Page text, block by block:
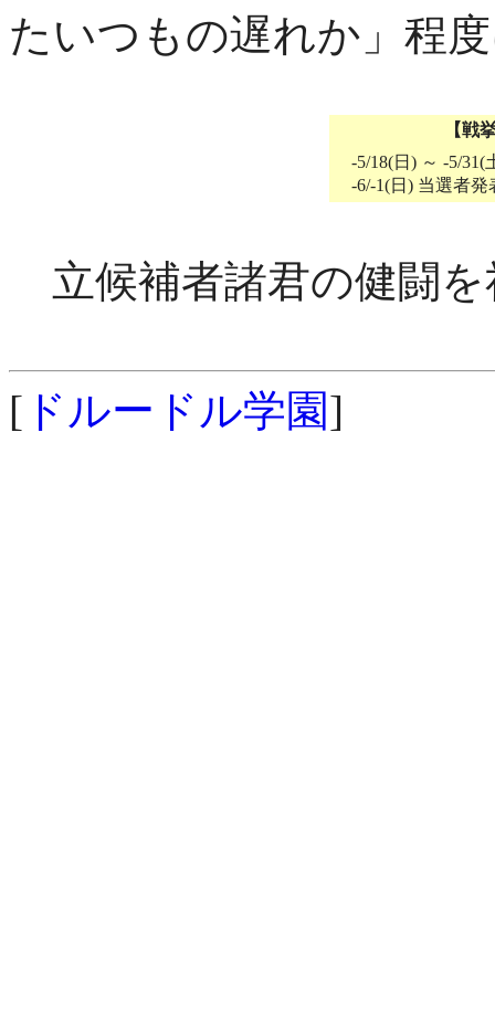
たいつもの遅れか」程
【戦
-5/18(日) ～ -5/31(
-6/-1(日) 当選者発
立候補者諸君の健闘を
[ ドルードル学園]